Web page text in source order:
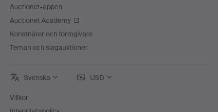
Auctionet-appen
Auctionet Academy
Konstnärer och formgivare
Teman och slagauktioner
Svenska USD
Villkor